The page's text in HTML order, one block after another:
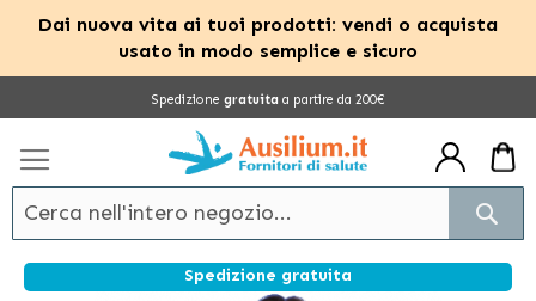
Dai nuova vita ai tuoi prodotti: vendi o acquista
usato in modo semplice e sicuro
Spedizione gratuita a partire da 200€
Spedizione gratuita